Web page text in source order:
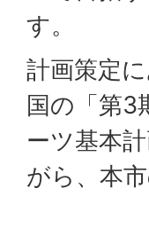
す。
計画策定
国の「第3
ーツ基本
がら、本